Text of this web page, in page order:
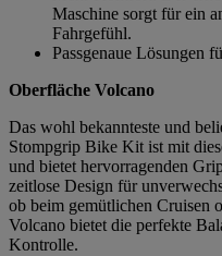
Maschine sorgt für ein
Fahrgefühl.
Passgenaue Lösungen
Oberfläche Volcano
Das wohl bekannteste und
Stompgrip Bike Kit ist mit
und bietet hervorragenden
zeitlose Design für
ob beim gemütlichen Cruisen
Volcano bietet die perfekte
Kontrolle.